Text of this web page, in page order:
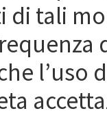
di tali
l’uso